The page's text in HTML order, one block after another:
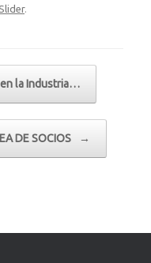
Slider.
la Industria…
DE SOCIOS →